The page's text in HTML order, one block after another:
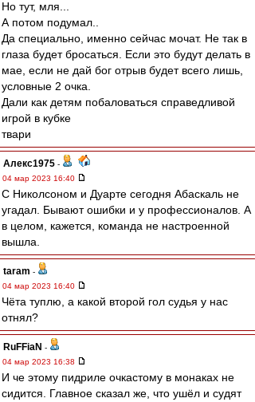
Но тут, мля...
А потом подумал..
Да специально, именно сейчас мочат. Не так в
глаза будет бросаться. Если это будут делать в
мае, если не дай бог отрыв будет всего лишь,
условные 2 очка.
Дали как детям побаловаться справедливой
игрой в кубке
твари
Алекс1975 -
04 мар 2023 16:40
С Николсоном и Дуарте сегодня Абаскаль не
угадал. Бывают ошибки и у профессионалов. А
в целом, кажется, команда не настроенной
вышла.
taram -
04 мар 2023 16:40
Чёта туплю, а какой второй гол судья у нас
отнял?
RuFFiaN -
04 мар 2023 16:38
И че этому пидриле очкастому в монаках не
сидится. Главное сказал же, что ушёл и судят